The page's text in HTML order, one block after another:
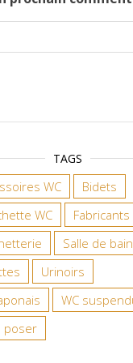
TAGS
WC
Bidets
WC
Fabricants
Salle de bain
Urinoirs
WC
poser